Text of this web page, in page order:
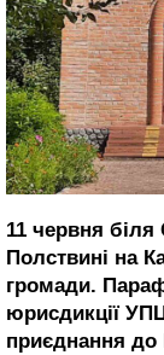
11 червня біля
Полствині на
громади.
юрисдикції
приєднання до